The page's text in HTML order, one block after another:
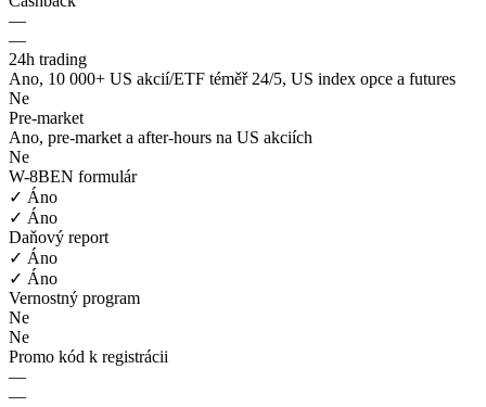
—
—
24h trading
Ano, 10 000+ US akcií/ETF téměř 24/5, US index opce a futures
Ne
Pre-market
Ano, pre-market a after-hours na US akciích
Ne
W-8BEN formulár
✓ Áno
✓ Áno
Daňový report
✓ Áno
✓ Áno
Vernostný program
Ne
Ne
Promo kód k registrácii
—
—